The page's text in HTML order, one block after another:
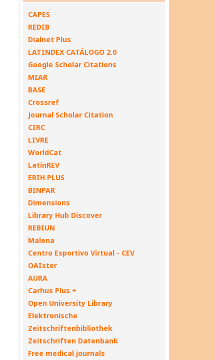
CAPES
REDIB
Dialnet Plus
LATINDEX CATÁLOGO 2.0
Google Scholar Citations
MIAR
BASE
Crossref
Journal Scholar Citation
CIRC
LIVRE
WorldCat
LatinREV
ERIH PLUS
BINPAR
Dimensions
Library Hub Discover
REBIUN
Malena
Centro Esportivo Virtual - CEV
OAIster
AURA
Carhus Plus +
Open University Library
Elektronische
Zeitschriftenbibliothek
Zeitschriften Datenbank
Free medical journals